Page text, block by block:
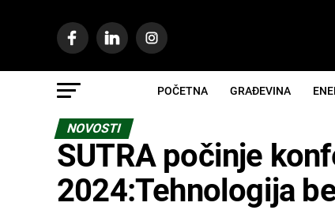
POČETNA GRAĐEVINA
NOVOSTI
SUTRA počinje
2024:Tehnologija